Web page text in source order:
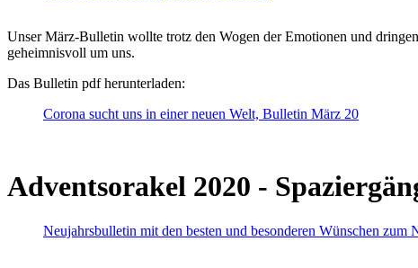
Unser März-Bulletin wollte trotz den Wogen der Emotionen und
geheimnisvoll um uns.
Das Bulletin pdf herunterladen:
Corona sucht uns in einer neuen Welt, Bulletin März 20
Adventsorakel 2020 -
Neujahrsbulletin mit den besten und besonderen Wünschen zum